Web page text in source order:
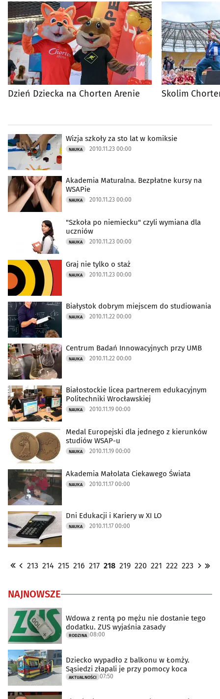
Dzień Dziecka na Chorten Arenie Skolim
Wizja szkoły za sto lat w komiksie
NAUKA 2010.11.23 00:00
Akademia Maturalna. Bezpłatne kursy na
WSAPie
NAUKA 2010.11.23 00:00
"Szkoła po niemiecku" czyli wymiana dla
uczniów
NAUKA 2010.11.23 00:00
Graj nie tylko o staż
NAUKA 2010.11.23 00:00
Białystok dobrym miejscem do studiowania
NAUKA 2010.11.22 00:00
Centrum Badań Innowacyjnych przy UMB
NAUKA 2010.11.22 00:00
Białostockie licea partnerem edukacyjnym
Politechniki Wrocławskiej
NAUKA 2010.11.19 00:00
Medal Europejski dla jednego z kierunków
studiów WSAP-u
NAUKA 2010.11.19 00:00
Akademia Małolata Ciekawego Świata
NAUKA 2010.11.17 00:00
Dni Edukacji i Kariery w XI LO
NAUKA 2010.11.17 00:00
213 214 215 216 217 218 219 220 221 222 223
NAJNOWSZE
Wdowa z rentą po mężu nie dostanie tego
dodatku. ZUS wyjaśnia zasady
RODZINA 08:00
Dziecko wypadło z balkonu w Łomży.
Sąsiedzi złapali je przy pomocy koca
AKTUALNOŚCI 07:50